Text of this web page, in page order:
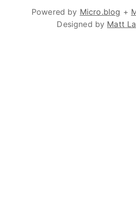
Powered by Micro.blog +
Designed by Matt